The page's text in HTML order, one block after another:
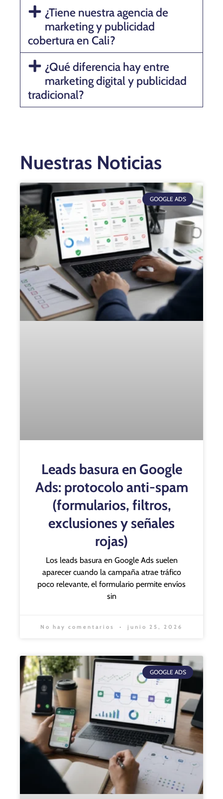
¿Tiene nuestra agencia de
marketing y publicidad
cobertura en Cali?
¿Qué diferencia hay entre
marketing digital y publicidad
tradicional?
Nuestras Noticias
GOOGLE ADS
Leads basura en Google
Ads: protocolo anti-spam
(formularios, filtros,
exclusiones y señales
rojas)
Los leads basura en Google Ads suelen
aparecer cuando la campaña atrae tráfico
poco relevante, el formulario permite envíos
sin
No hay comentarios junio 25, 2026
GOOGLE ADS